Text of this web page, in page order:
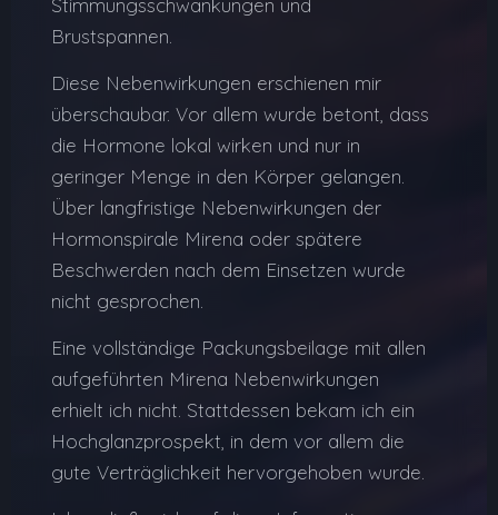
Brustspannen.
Diese Nebenwirkungen erschienen mir
überschaubar. Vor allem wurde betont, dass
die Hormone lokal wirken und nur in
geringer Menge in den Körper gelangen.
Über langfristige Nebenwirkungen der
Hormonspirale Mirena oder spätere
Beschwerden nach dem Einsetzen wurde
nicht gesprochen.
Eine vollständige Packungsbeilage mit allen
aufgeführten Mirena Nebenwirkungen
erhielt ich nicht. Stattdessen bekam ich ein
Hochglanzprospekt, in dem vor allem die
gute Verträglichkeit hervorgehoben wurde.